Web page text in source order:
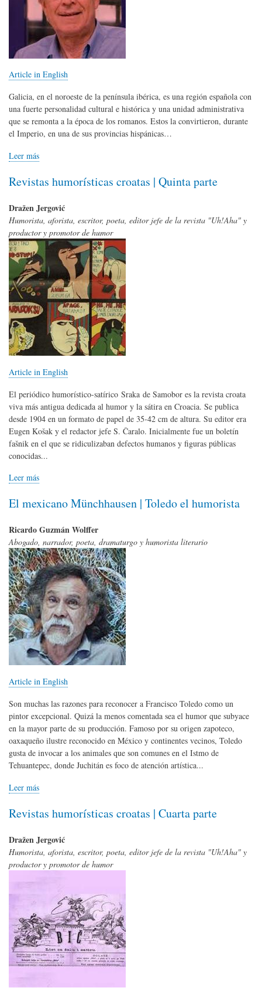
Article in English
Galicia, en el noroeste de la península ibérica, es una región española con
una fuerte personalidad cultural e histórica y una unidad administrativa
que se remonta a la época de los romanos. Estos la convirtieron, durante
el Imperio, en una de sus provincias hispánicas…
Leer más
Revistas humorísticas croatas | Quinta parte
Dražen Jergović
Humorista, aforista, escritor, poeta, editor jefe de la revista "Uh!Aha" y
productor y promotor de humor
Article in English
El periódico humorístico-satírico Sraka de Samobor es la revista croata
viva más antigua dedicada al humor y la sátira en Croacia. Se publica
desde 1904 en un formato de papel de 35-42 cm de altura. Su editor era
Eugen Košak y el redactor jefe S. Čaralo. Inicialmente fue un boletín
fašnik en el que se ridiculizaban defectos humanos y figuras públicas
conocidas...
Leer más
El mexicano Münchhausen | Toledo el humorista
Ricardo Guzmán Wolffer
Abogado, narrador, poeta, dramaturgo y humorista literario
Article in English
Son muchas las razones para reconocer a Francisco Toledo como un
pintor excepcional. Quizá la menos comentada sea el humor que subyace
en la mayor parte de su producción. Famoso por su origen zapoteco,
oaxaqueño ilustre reconocido en México y continentes vecinos, Toledo
gusta de invocar a los animales que son comunes en el Istmo de
Tehuantepec, donde Juchitán es foco de atención artística...
Leer más
Revistas humorísticas croatas | Cuarta parte
Dražen Jergović
Humorista, aforista, escritor, poeta, editor jefe de la revista "Uh!Aha" y
productor y promotor de humor